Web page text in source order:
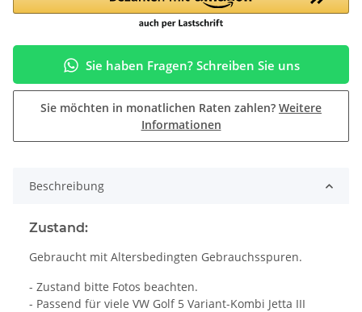
Sie haben Fragen? Schreiben Sie uns
Sie möchten in monatlichen Raten zahlen? Weitere
Informationen
Beschreibung
Zustand:
Gebraucht mit Altersbedingten Gebrauchsspuren.
- Zustand bitte Fotos beachten.
- Passend für viele VW Golf 5 Variant-Kombi Jetta III